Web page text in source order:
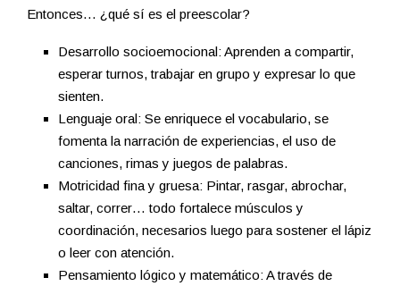
Entonces… ¿qué sí es el preescolar?
Desarrollo socioemocional: Aprenden a compartir,
esperar turnos, trabajar en grupo y expresar lo que
sienten.
Lenguaje oral: Se enriquece el vocabulario, se
fomenta la narración de experiencias, el uso de
canciones, rimas y juegos de palabras.
Motricidad fina y gruesa: Pintar, rasgar, abrochar,
saltar, correr… todo fortalece músculos y
coordinación, necesarios luego para sostener el lápiz
o leer con atención.
Pensamiento lógico y matemático: A través de